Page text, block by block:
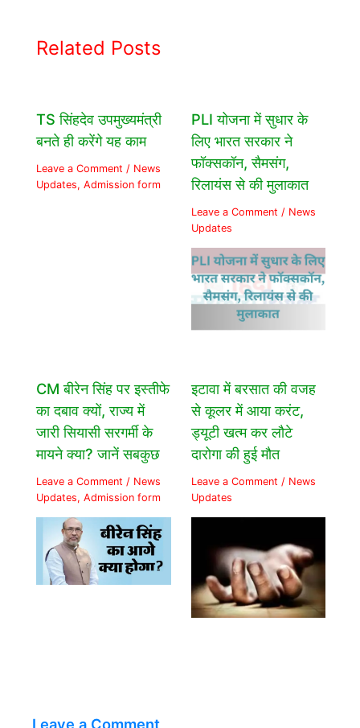
Related Posts
TS सिंहदेव उपमुख्यमंत्री
बनते ही करेंगे यह काम
Leave a Comment / News
Updates,Admission form
PLI योजना में सुधार के
लिए भारत सरकार ने
फॉक्सकॉन, सैमसंग,
रिलायंस से की मुलाकात
Leave a Comment / News
Updates
CM बीरेन सिंह पर इस्तीफे
का दबाव क्यों, राज्य में
जारी सियासी सरगर्मी के
मायने क्या? जानें सबकुछ
Leave a Comment / News
Updates,Admission form
इटावा में बरसात की वजह
से कूलर में आया करंट,
ड्यूटी खत्म कर लौटे
दारोगा की हुई मौत
Leave a Comment / News
Updates
Leave a Comment